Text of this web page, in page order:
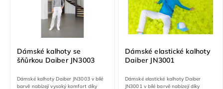
Dámské kalhoty se
šňůrkou Daiber JN3003
Dámské kalhoty Daiber JN3003 v bílé
barvě nabízejí vysoký komfort díky
Dámské elastické kalhoty
Daiber JN3001
Dámské elastické kalhoty Daiber
JN3001 v bílé barvě nabízejí díky